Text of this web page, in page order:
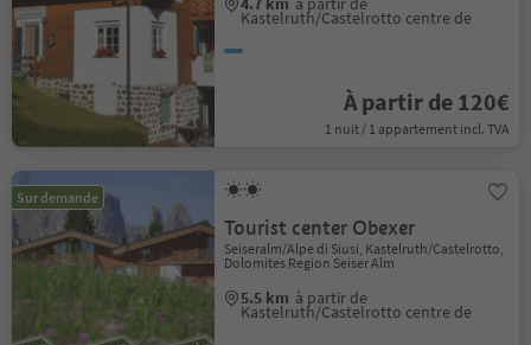
Kastelruth/Castelrotto centre de
À partir de 120€
1 nuit / 1 appartement incl. TVA
Sur demande
Tourist center Obexer
Seiseralm/Alpe di Siusi, Kastelruth/Castelrotto,
Dolomites Region Seiser Alm
5.5 km à partir de
Kastelruth/Castelrotto centre de